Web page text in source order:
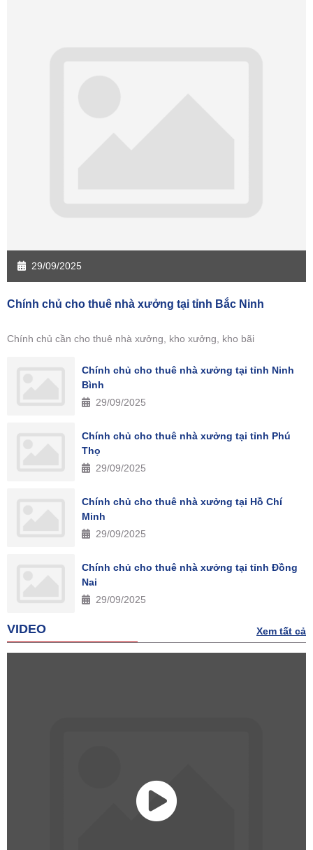
29/09/2025
Chính chủ cho thuê nhà xưởng tại tỉnh Bắc Ninh
Chính chủ cần cho thuê nhà xưởng, kho xưởng, kho bãi
Chính chủ cho thuê nhà xưởng tại tỉnh Ninh
Bình
29/09/2025
Chính chủ cho thuê nhà xưởng tại tỉnh Phú
Thọ
29/09/2025
Chính chủ cho thuê nhà xưởng tại Hồ Chí
Minh
29/09/2025
Chính chủ cho thuê nhà xưởng tại tỉnh Đồng
Nai
29/09/2025
VIDEO Xem tất cả